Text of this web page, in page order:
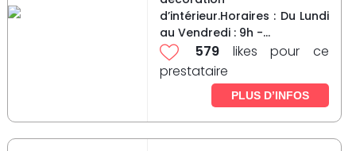
d’intérieur.Horaires : Du Lundi
au Vendredi : 9h -...
579 likes pour ce
prestataire
PLUS D’INFOS